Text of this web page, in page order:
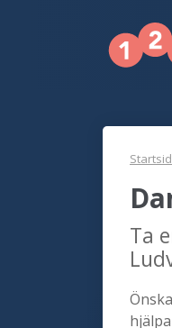
Ta